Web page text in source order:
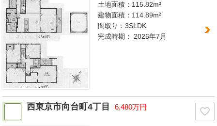
土地面積：115.82m²
建物面積：114.89m²
間取り：3SLDK
完成時期：2026年7月
西東京市向台町4丁目 6,480万円